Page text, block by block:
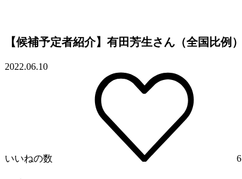
【候補予定者紹介】有田芳生さん（全国比例）
2022.06.10
いいねの数 6